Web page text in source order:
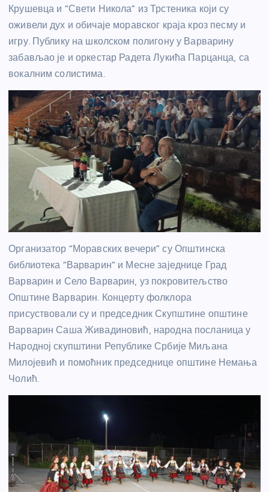
Крушевца и “Свети Никола” из Трстеника који су
оживели дух и обичаје моравског краја кроз песму и
игру. Публику на школском полигону у Варварину
забављао је и оркестар Радета Лукића Парцанца, са
вокалним солистима.
Организатор “Моравских вечери” су Општинска
библиотека “Варварин” и Месне заједнице Град
Варварин и Село Варварин, уз покровитељство
Општине Варварин. Концерту фолклора
присуствовали су и председник Скупштине општине
Варварин Саша Живадиновић, народна посланица у
Народној скупштини Републике Србије Миљана
Милојевић и помоћник председнице општине Немања
Чолић.